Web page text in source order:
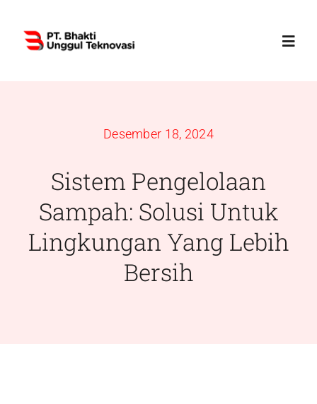
content
Services
Products
Desember 18, 2024
Sistem Pengelolaan
Sampah: Solusi Untuk
Lingkungan Yang Lebih
Bersih